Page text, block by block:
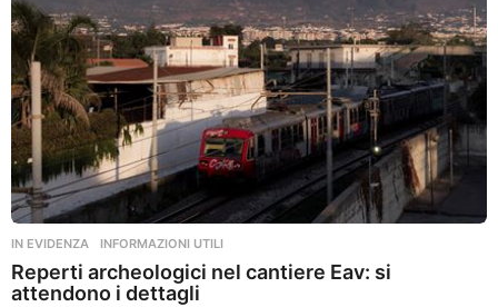
o
IN EVIDENZA ,INFORMAZIONI UTILI
Reperti archeologici nel cantiere Eav: si
attendono i dettagli